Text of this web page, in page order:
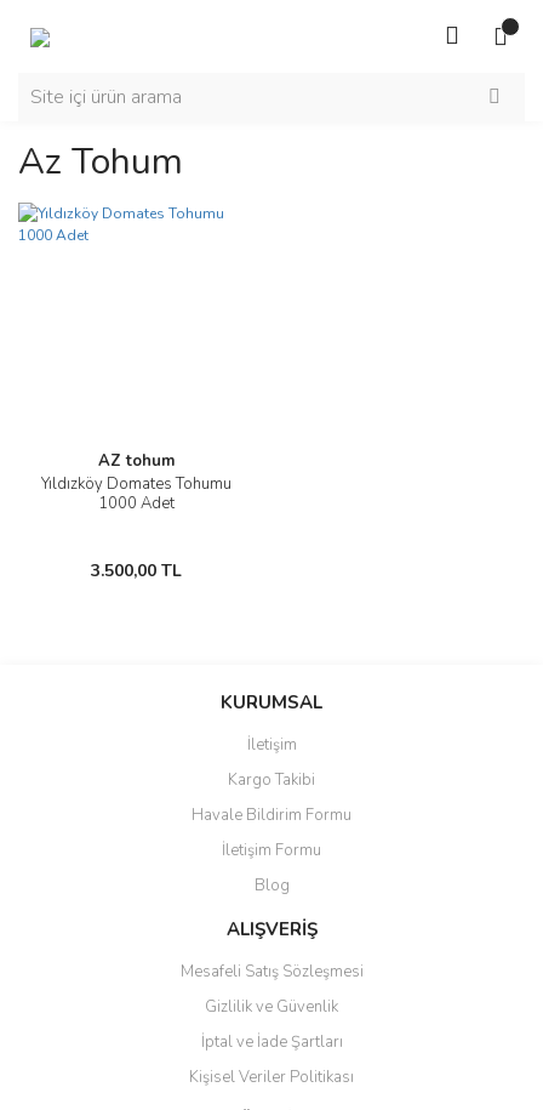
Az Tohum
AZ tohum
Yıldızköy Domates Tohumu
1000 Adet
3.500,00 TL
KURUMSAL
İletişim
Kargo Takibi
Havale Bildirim Formu
İletişim Formu
Blog
ALIŞVERİŞ
Mesafeli Satış Sözleşmesi
Gizlilik ve Güvenlik
İptal ve İade Şartları
Kişisel Veriler Politikası